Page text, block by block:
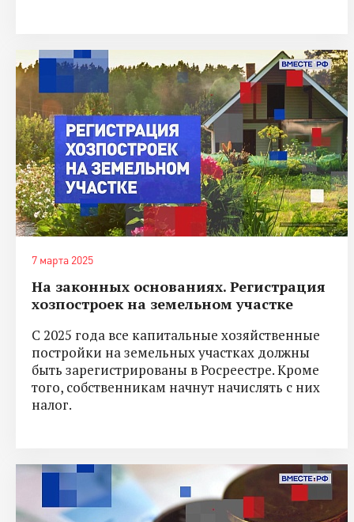
7 марта 2025
На законных основаниях. Регистрация
хозпостроек на земельном участке
С 2025 года все капитальные хозяйственные
постройки на земельных участках должны
быть зарегистрированы в Росреестре. Кроме
того, собственникам начнут начислять с них
налог.